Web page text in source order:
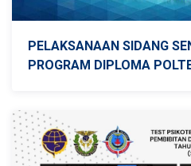
PELAKSANAAN SIDANG
PROGRAM DIPLOMA